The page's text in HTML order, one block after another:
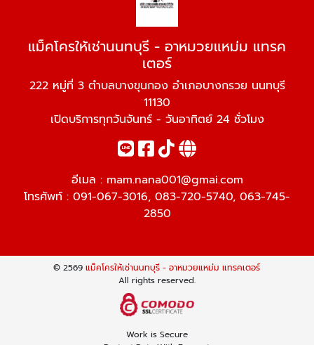
แม็คโครให้เช่านนทบุรี - อาหมวยแหม่ม แทรค
เตอร์
222 หมู่ที่ 3 ตำบลบางขุนกอง อำเภอบางกรวย นนทบุรี
11130
เปิดบริการทุกวันจันทร์ - วันอาทิตย์ 24 ชั่วโมง
อีเมล : mam.nana001@gmai.com
โทรศัพท์ : 091-067-3016, 083-720-5740, 063-745-
2850
© 2569แม็คโครให้เช่านนทบุรี - อาหมวยแหม่ม แทรคเตอร์
All rights reserved.
Work is Secure